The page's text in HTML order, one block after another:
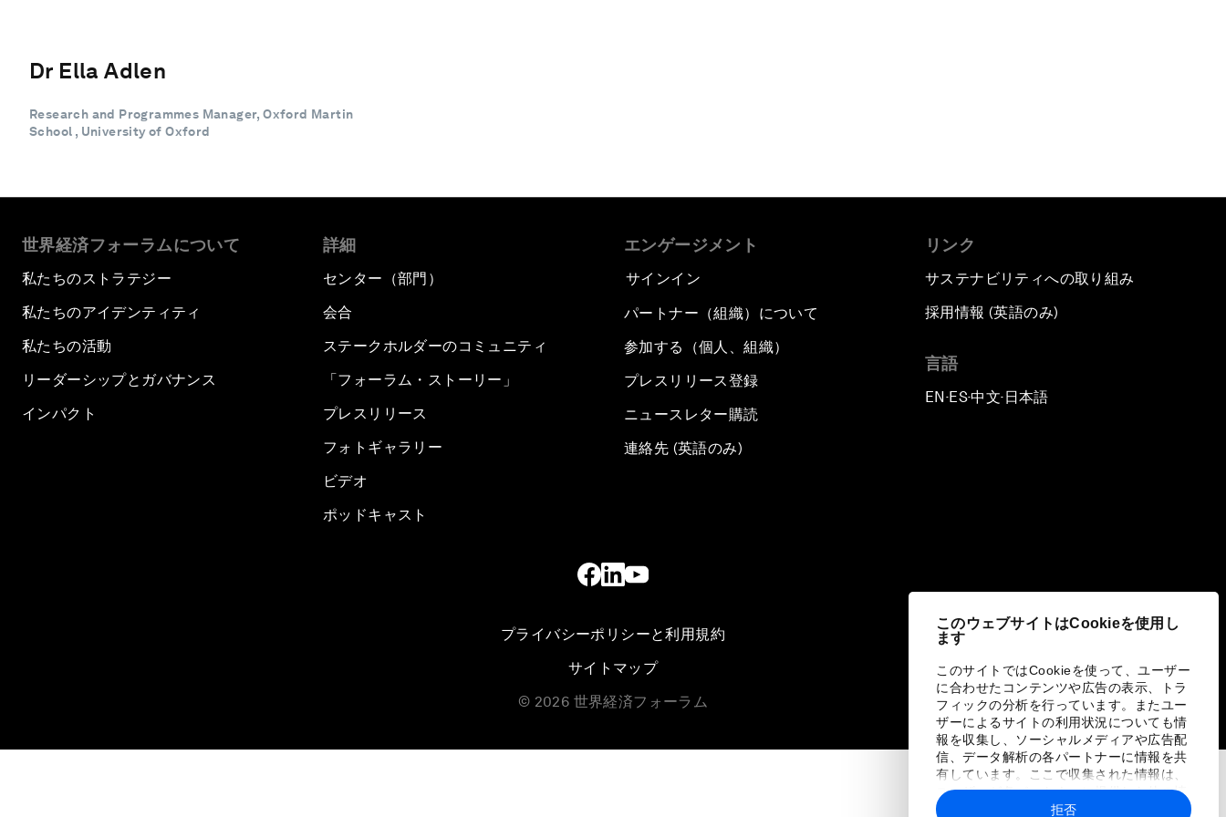
このウェブサイトはCookieを使用し
ます
このサイトではCookieを使って、ユーザー
に合わせたコンテンツや広告の表示、トラ
フィックの分析を行っています。またユー
ザーによるサイトの利用状況についても情
報を収集し、ソーシャルメディアや広告配
信、データ解析の各パートナーに情報を共
有しています。ここで収集された情報は、
ユーザーが各パートナーに提供した他の情
報や各パートナーのサービスを使用した際
拒否
Dr Ella Adlen
Research and Programmes Manager, Oxford Martin
School , University of Oxford
世界経済フォーラムについて
私たちのストラテジー
私たちのアイデンティティ
私たちの活動
リーダーシップとガバナンス
インパクト
詳細
センター（部門）
会合
ステークホルダーのコミュニティ
「フォーラム・ストーリー」
プレスリリース
フォトギャラリー
ビデオ
ポッドキャスト
エンゲージメント
サインイン
パートナー（組織）について
参加する（個人、組織）
プレスリリース登録
ニュースレター購読
連絡先 (英語のみ)
リンク
サステナビリティへの取り組み
採用情報 (英語のみ)
言語
EN ▪ES▪中文▪ 日本語
プライバシーポリシーと利用規約
サイトマップ
© 2026 世界経済フォーラム